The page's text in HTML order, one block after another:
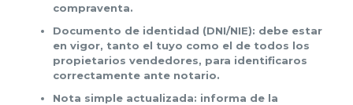
compraventa.
Documento de identidad (DNI/NIE): debe estar
en vigor, tanto el tuyo como el de todos los
propietarios vendedores, para identificaros
correctamente ante notario.
Nota simple actualizada: informa de la